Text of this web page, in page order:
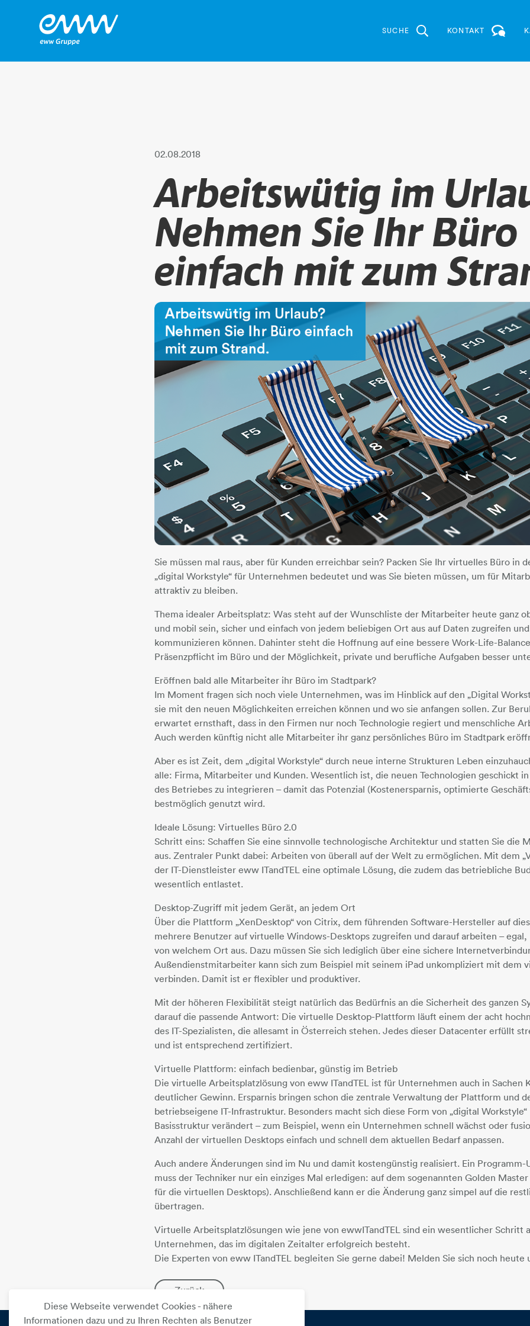
SUCHE KONTAKT
02.08.2018
Arbeitswütig im
Nehmen Sie Ihr Büro
einfach mit zum
Sie müssen mal raus, aber für Kunden erreichbar sein? Packen Sie Ihr virtuelles Büro in
„digital Workstyle“ für Unternehmen bedeutet und was Sie bieten müssen, um für
attraktiv zu bleiben.
Thema idealer Arbeitsplatz: Was steht auf der Wunschliste der Mitarbeiter heute ganz
und mobil sein, sicher und einfach von jedem beliebigen Ort aus auf Daten zugreifen
kommunizieren können. Dahinter steht die Hoffnung auf eine bessere Work-Life-
Präsenzpflicht im Büro und der Möglichkeit, private und berufliche Aufgaben besser
Eröffnen bald alle Mitarbeiter ihr Büro im Stadtpark?
Im Moment fragen sich noch viele Unternehmen, was im Hinblick auf den „Digital
sie mit den neuen Möglichkeiten erreichen können und wo sie anfangen sollen. Zur
erwartet ernsthaft, dass in den Firmen nur noch Technologie regiert und menschliche
Auch werden künftig nicht alle Mitarbeiter ihr ganz persönliches Büro im Stadtpark
Aber es ist Zeit, dem „digital Workstyle“ durch neue interne Strukturen Leben
alle: Firma, Mitarbeiter und Kunden. Wesentlich ist, die neuen Technologien geschickt
des Betriebes zu integrieren – damit das Potenzial (Kostenersparnis, optimierte
bestmöglich genutzt wird.
Ideale Lösung: Virtuelles Büro 2.0
Schritt eins: Schaffen Sie eine sinnvolle technologische Architektur und statten Sie die
aus. Zentraler Punkt dabei: Arbeiten von überall auf der Welt zu ermöglichen. Mit dem
der IT-Dienstleister eww ITandTEL eine optimale Lösung, die zudem das betriebliche
wesentlich entlastet.
Desktop-Zugriff mit jedem Gerät, an jedem Ort
Über die Plattform „XenDesktop“ von Citrix, dem führenden Software-Hersteller auf
mehrere Benutzer auf virtuelle Windows-Desktops zugreifen und darauf arbeiten –
von welchem Ort aus. Dazu müssen Sie sich lediglich über eine sichere
Außendienstmitarbeiter kann sich zum Beispiel mit seinem iPad unkompliziert mit dem
verbinden. Damit ist er flexibler und produktiver.
Mit der höheren Flexibilität steigt natürlich das Bedürfnis an die Sicherheit des ganzen
darauf die passende Antwort: Die virtuelle Desktop-Plattform läuft einem der acht
des IT-Spezialisten, die allesamt in Österreich stehen. Jedes dieser Datacenter erfüllt
und ist entsprechend zertifiziert.
Virtuelle Plattform: einfach bedienbar, günstig im Betrieb
Die virtuelle Arbeitsplatzlösung von eww ITandTEL ist für Unternehmen auch in Sachen
deutlicher Gewinn. Ersparnis bringen schon die zentrale Verwaltung der Plattform und
betriebseigene IT-Infrastruktur. Besonders macht sich diese Form von „digital
Basisstruktur verändert – zum Beispiel, wenn ein Unternehmen schnell wächst oder
Anzahl der virtuellen Desktops einfach und schnell dem aktuellen Bedarf anpassen.
Auch andere Änderungen sind im Nu und damit kostengünstig realisiert. Ein Programm-
muss der Techniker nur ein einziges Mal erledigen: auf dem sogenannten Golden
für die virtuellen Desktops). Anschließend kann er die Änderung ganz simpel auf die
übertragen.
Virtuelle Arbeitsplatzlösungen wie jene von ewwITandTEL sind ein wesentlicher Schritt
Unternehmen, das im digitalen Zeitalter erfolgreich besteht.
Die Experten von eww ITandTEL begleiten Sie gerne dabei! Melden Sie sich noch
Zurück
Diese Webseite verwendet Cookies - nähere
Informationen dazu und zu Ihren Rechten als Benutzer